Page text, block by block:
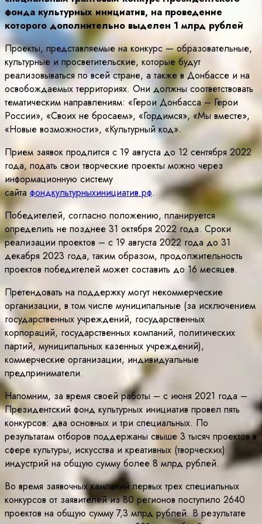
фонда культурных инициатив, на проведение
которого дополнительно выделен 1 млрд рублей
Проекты, представляемые на конкурс — образовательные,
культурные и просветительские, которые будут
реализовываться по всей стране, а также в Донбассе и на
освобождаемых территориях. Они должны соответствовать
тематическим направлениям: «Герои Донбасса – Герои
России», «Своих не бросаем», «Гордимся», «Мы вместе»,
«Новые возможности», «Культурный код».
Прием заявок продлится с 19 августа до 12 сентября 2022
года, подать свои творческие проекты можно через
информационную систему
сайта фондкультурныхинициатив.рф.
Победителей, согласно положению, планируется
определить не позднее 31 октября 2022 года. Сроки
реализации проектов – с 19 августа 2022 года до 31
декабря 2023 года, таким образом, продолжительность
проектов победителей может составить до 16 месяцев.
Претендовать на поддержку могут некоммерческие
организации, в том числе муниципальные (за исключением
государственных учреждений, государственных
корпораций, государственных компаний, политических
партий, муниципальных казенных учреждений),
коммерческие организации, индивидуальные
предприниматели.
Напомним, за время своей работы – с июня 2021 года –
Президентский фонд культурных инициатив провел пять
конкурсов: два основных и три специальных. По
результатам отборов поддержаны свыше 3 тысяч проектов в
сфере культуры, искусства и креативных (творческих)
индустрий на общую сумму более 8 млрд рублей.
Во время заявочных кампаний первых трех специальных
конкурсов от заявителей из 80 регионов поступило 2640
проектов на общую сумму 7,3 млрд рублей. В результате